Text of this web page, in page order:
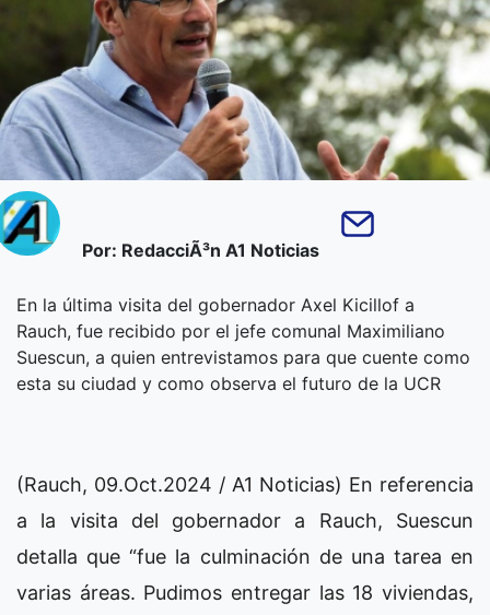
Por: RedacciÃ³n A1 Noticias
En la última visita del gobernador Axel Kicillof a
Rauch, fue recibido por el jefe comunal Maximiliano
Suescun, a quien entrevistamos para que cuente como
esta su ciudad y como observa el futuro de la UCR
(Rauch, 09.Oct.2024 / A1 Noticias) En referencia
a la visita del gobernador a Rauch, Suescun
detalla que “fue la culminación de una tarea en
varias áreas. Pudimos entregar las 18 viviendas,